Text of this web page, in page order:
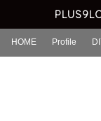
HOME Profile